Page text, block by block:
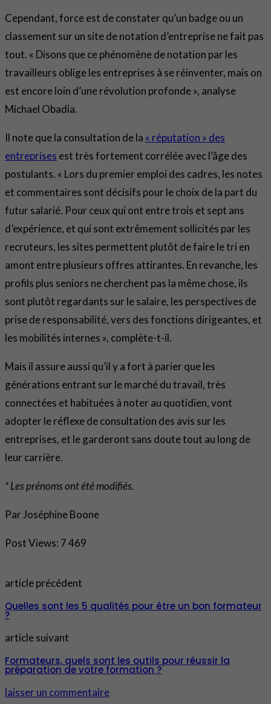
Cependant, force est de constater qu’un badge ou un
classement sur un site de notation d’entreprise ne fait pas
tout. « Disons que ce phénomène de notation par les
travailleurs oblige les entreprises à se réinventer, mais on
est encore loin d’une révolution profonde », analyse
Michael Obadia.
Il note que la consultation de la « réputation » des
entreprises est très fortement corrélée avec l’âge des
postulants. « Lors du premier emploi des cadres, les notes
et commentaires sont décisifs pour le choix de la part du
futur salarié. Pour ceux qui ont entre trois et sept ans
d’expérience, et qui sont extrêmement sollicités par les
recruteurs, les sites permettent plutôt de faire le tri en
amont entre plusieurs offres attirantes. En revanche, les
profils plus seniors ne cherchent pas la même chose, ils
sont plutôt regardants sur le salaire, les perspectives de
prise de responsabilité, vers des fonctions dirigeantes, et
les mobilités internes », complète-t-il.
Mais il assure aussi qu’il y a fort à parier que les
générations entrant sur le marché du travail, très
connectées et habituées à noter au quotidien, vont
adopter le réflexe de consultation des avis sur les
entreprises, et le garderont sans doute tout au long de
leur carrière.
* Les prénoms ont été modifiés.
Par Joséphine Boone
Post Views: 7 469
article précédent
Quelles sont les 5 qualités pour être un bon formateur
?
article suivant
Formateurs, quels sont les outils pour réussir la
préparation de votre formation ?
laisser un commentaire